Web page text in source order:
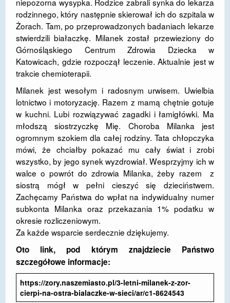
PROJEKT ,,SZKOŁY Z JAKOŚCIĄ – ROZWÓJ
KSZTAŁCENIA OGÓLNEGO NA TERENIE MIASTA
ŻORY”
REKRUTACJA 2026/2027
mLegitymacja
rodzinnego, który następnie skierował ich do szpitala w
Żorach. Tam, po przeprowadzonych badaniach lekarze
stwierdzili białaczkę. Milanek został przewieziony do
Górnośląskiego Centrum Zdrowia Dziecka w
Katowicach, gdzie rozpoczął leczenie. Aktualnie jest w
trakcie chemioterapii.
Milanek jest wesołym i radosnym urwisem. Uwielbia
lotnictwo i motoryzację. Razem z mamą chętnie gotuje
w kuchni. Lubi rozwiązywać zagadki i łamigłówki. Ma
młodszą siostrzyczkę Mię. Choroba Milanka jest
ogromnym szokiem dla całej rodziny. Tata chłopczyka
mówi, że chciałby pokazać mu cały świat i zrobi
wszystko, by jego synek wyzdrowiał. Wesprzyjmy ich w
walce o powrót do zdrowia Milanka, żeby razem z
siostrą mógł w pełni cieszyć się dzieciństwem.
Zachęcamy Państwa do wpłat na indywidualny numer
subkonta Milanka oraz przekazania 1% podatku w
okresie rozliczeniowym.
Za każde wsparcie serdecznie dziękujemy.
Oto link, pod którym znajdziecie Państwo
szczegółowe informacje:
https://zory.naszemiasto.pl/3-letni-milanek-z-zor-
cierpi-na-ostra-bialaczke-w-sieci/ar/c1-8624543